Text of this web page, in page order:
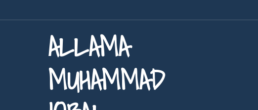
ALLAMA
MUHAMMAD